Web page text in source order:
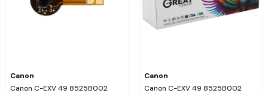
Canon
Canon C-EXV 49 8525B002
Canon
Canon C-EXV 49 8525B002